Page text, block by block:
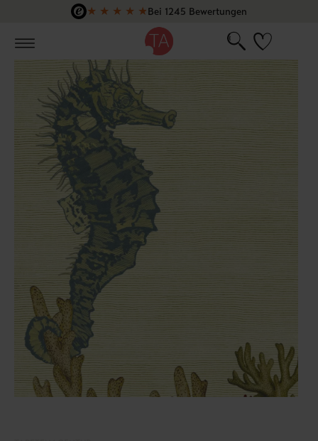
Zum Hauptinhalt springen
★ ★ ★ ★ ★Bei 1245 Bewertungen